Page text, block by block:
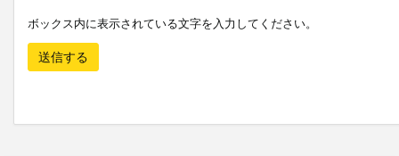
ボックス内に表示されている文字を入力してください。
送信する